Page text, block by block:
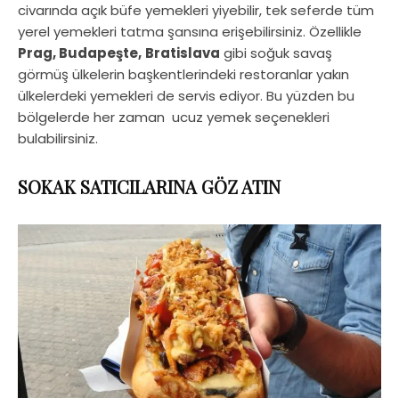
civarında açık büfe yemekleri yiyebilir, tek seferde tüm
yerel yemekleri tatma şansına erişebilirsiniz. Özellikle
Prag, Budapeşte, Bratislava gibi soğuk savaş
görmüş ülkelerin başkentlerindeki restoranlar yakın
ülkelerdeki yemekleri de servis ediyor. Bu yüzden bu
bölgelerde her zaman ucuz yemek seçenekleri
bulabilirsiniz.
SOKAK SATICILARINA GÖZ ATIN